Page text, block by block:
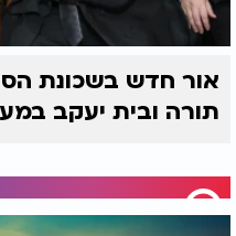
אור חדש בשכונת
תורה ובית יעקב